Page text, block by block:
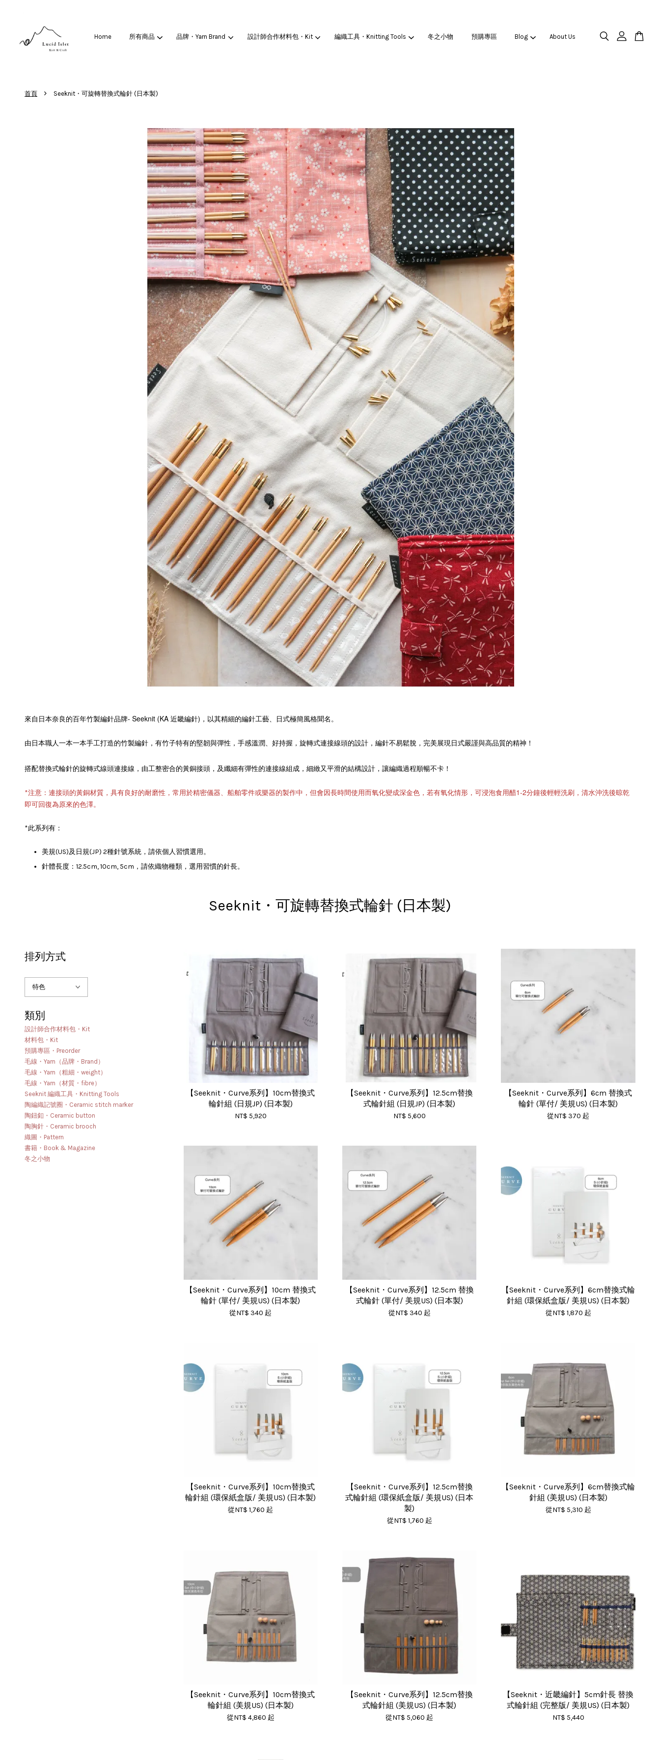
Home 所有商品 品牌・Yarn Brand 設計師合作材料包・Kit 編織工具・Knitting Tools 冬之小物 預購專區 Blog About Us
首頁 › Seeknit・可旋轉替換式輪針 (日本製)
來自日本奈良的百年竹製編針品牌- Seeknit (KA 近畿編針)，以其精細的編針工藝、日式極簡風格聞名。
由日本職人一本一本手工打造的竹製編針，有竹子特有的堅韌與彈性，手感溫潤、好持握，旋轉式連接線頭的設計，編針不易鬆脫，完美展現日式嚴謹與高品質的精神 ！
搭配替換式輪針的旋轉式線頭連接線，由工整密合的黃銅接頭，及纖細有彈性的連接線組成，細緻又平滑的結構設計，讓編織過程順暢不卡！
*注意： 連接頭的黃銅材質，具有良好的耐磨性，常用於精密儀器、船舶零件或樂器的製作中，但會因長時間使用而氧化變成深金色，若有氧化情形，可浸泡食用醋1-2分鐘後輕輕洗刷，清水沖洗後晾乾
即可回復為原來的色澤。
*此系列有：
美規(US)及日規(JP) 2種針號系統，請依個人習慣選用。
針體長度：12.5cm, 10cm, 5cm， 請依織物種類，選用習慣的針長。
Seeknit・可旋轉替換式輪針 (日本製)
排列方式
類別
設計師合作材料包・Kit
材料包・Kit
預購專區・Preorder
毛線・Yarn（品牌・Brand）
毛線・Yarn（粗細・weight）
毛線・Yarn（材質・fibre）
Seeknit 編織工具・Knitting Tools
陶編織記號圈・Ceramic stitch marker
陶鈕釦・Ceramic button
陶胸針・Ceramic brooch
織圖・Pattern
書籍・Book & Magazine
冬之小物
【Seeknit・Curve系列】10cm替換式
輪針組 (日規JP) (日本製)
NT$ 5,920
【Seeknit・Curve系列】12.5cm替換
式輪針組 (日規JP) (日本製)
NT$ 5,600
【Seeknit・Curve系列】6cm 替換式
輪針 (單付/ 美規US) (日本製)
從NT$ 370 起
【Seeknit・Curve系列】10cm 替換式
輪針 (單付/ 美規US) (日本製)
從NT$ 340 起
【Seeknit・Curve系列】12.5cm 替換
式輪針 (單付/ 美規US) (日本製)
從NT$ 340 起
【Seeknit・Curve系列】6cm替換式輪
針組 (環保紙盒版/ 美規US) (日本製)
從NT$ 1,870 起
【Seeknit・Curve系列】10cm替換式
輪針組 (環保紙盒版/ 美規US) (日本製)
從NT$ 1,760 起
【Seeknit・Curve系列】12.5cm替換
式輪針組 (環保紙盒版/ 美規US) (日本
製)
從NT$ 1,760 起
【Seeknit・Curve系列】6cm替換式輪
針組 (美規US) (日本製)
從NT$ 5,310 起
【Seeknit・Curve系列】10cm替換式
輪針組 (美規US) (日本製)
從NT$ 4,860 起
【Seeknit・Curve系列】12.5cm替換
式輪針組 (美規US) (日本製)
從NT$ 5,060 起
【Seeknit・近畿編針】5cm針長 替換
式輪針組 (完整版/ 美規US) (日本製)
NT$ 5,440